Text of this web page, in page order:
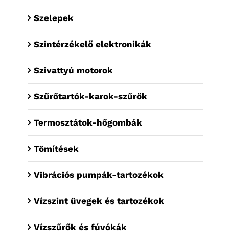
Szelepek
Szintérzékelő elektronikák
Szivattyú motorok
Szűrőtartók-karok-szűrők
Termosztátok-hőgombák
Tömítések
Vibrációs pumpák-tartozékok
Vízszint üvegek és tartozékok
Vízszűrők és fúvókák